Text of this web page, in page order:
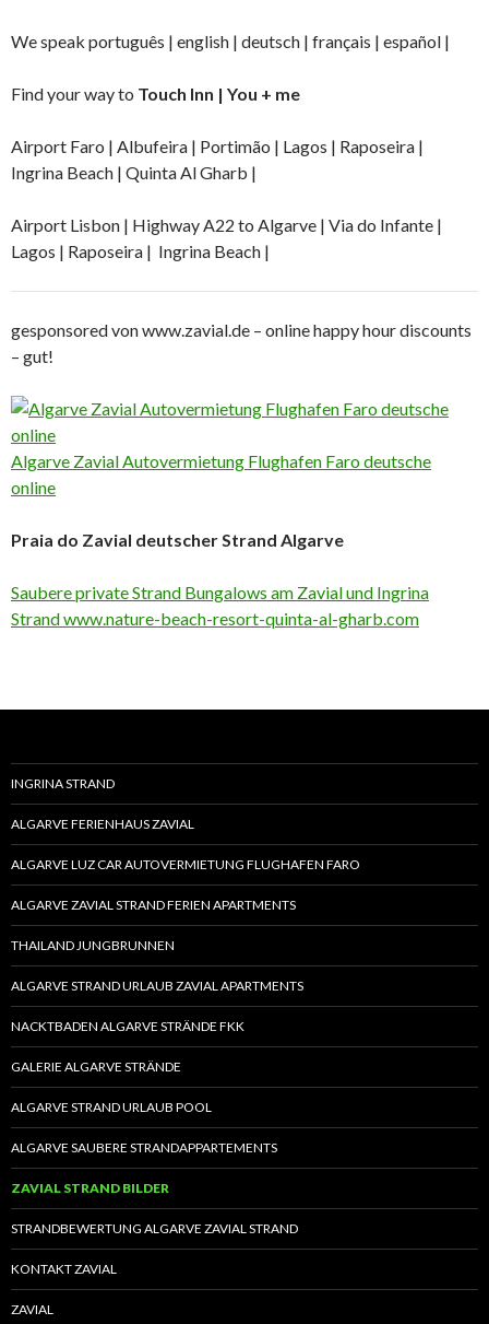
We speak português | english | deutsch | français | español |
Find your way to Touch Inn | You + me
Airport Faro | Albufeira | Portimão | Lagos | Raposeira |
Ingrina Beach | Quinta Al Gharb |
Airport Lisbon | Highway A22 to Algarve | Via do Infante |
Lagos | Raposeira | Ingrina Beach |
gesponsored von www.zavial.de – online happy hour discounts
– gut!
Algarve Zavial Autovermietung Flughafen Faro deutsche
online
Praia do Zavial deutscher Strand Algarve
Saubere private Strand Bungalows am Zavial und Ingrina
Strand www.nature-beach-resort-quinta-al-gharb.com
INGRINA STRAND
ALGARVE FERIENHAUS ZAVIAL
ALGARVE LUZ CAR AUTOVERMIETUNG FLUGHAFEN FARO
ALGARVE ZAVIAL STRAND FERIEN APARTMENTS
THAILAND JUNGBRUNNEN
ALGARVE STRAND URLAUB ZAVIAL APARTMENTS
NACKTBADEN ALGARVE STRÄNDE FKK
GALERIE ALGARVE STRÄNDE
ALGARVE STRAND URLAUB POOL
ALGARVE SAUBERE STRANDAPPARTEMENTS
ZAVIAL STRAND BILDER
STRANDBEWERTUNG ALGARVE ZAVIAL STRAND
KONTAKT ZAVIAL
ZAVIAL